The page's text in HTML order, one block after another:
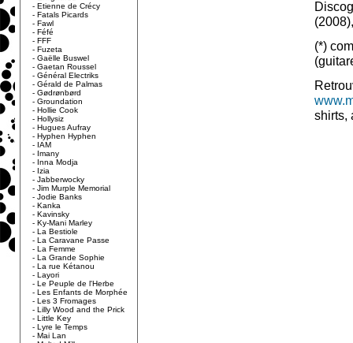
- Etienne de Crécy
- Fatals Picards
- Fawl
- Féfé
- FFF
- Fuzeta
- Gaëlle Buswel
- Gaetan Roussel
- Général Electriks
- Gérald de Palmas
- Gødrønbørd
- Groundation
- Hollie Cook
- Hollysiz
- Hugues Aufray
- Hyphen Hyphen
- IAM
- Imany
- Inna Modja
- Izia
- Jabberwocky
- Jim Murple Memorial
- Jodie Banks
- Kanka
- Kavinsky
- Ky-Mani Marley
- La Bestiole
- La Caravane Passe
- La Femme
- La Grande Sophie
- La rue Kétanou
- Layori
- Le Peuple de l'Herbe
- Les Enfants de Morphée
- Les 3 Fromages
- Lilly Wood and the Prick
- Little Key
- Lyre le Temps
- Mai Lan
(*)
shirts,